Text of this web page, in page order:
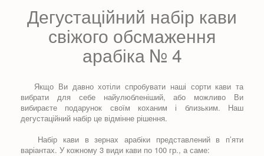
Дегустаційний набір кави
свіжого обсмаження
арабіка № 4
Якщо Ви давно хотіли спробувати наші сорти кави та
вибрати для себе найулюбленіший, або можливо Ви
вибираєте подарунок своїм коханим і близьким. Наш
дегустаційний набір це відмінне рішення.
Набір кави в зернах арабіки представлений в п’яти
варіантах. У кожному 3 види кави по 100 гр., а саме: